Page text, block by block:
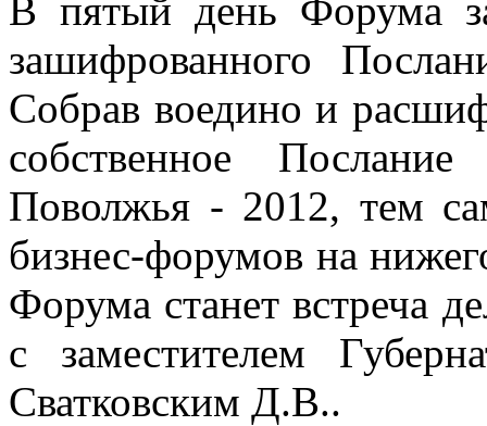
В пятый день Форума
зашифрованного
Собрав воедино и
собственное
Поволжья - 2012, тем
бизнес-форумов на
Форума станет встреча
с заместителем
Сватковским Д.В..